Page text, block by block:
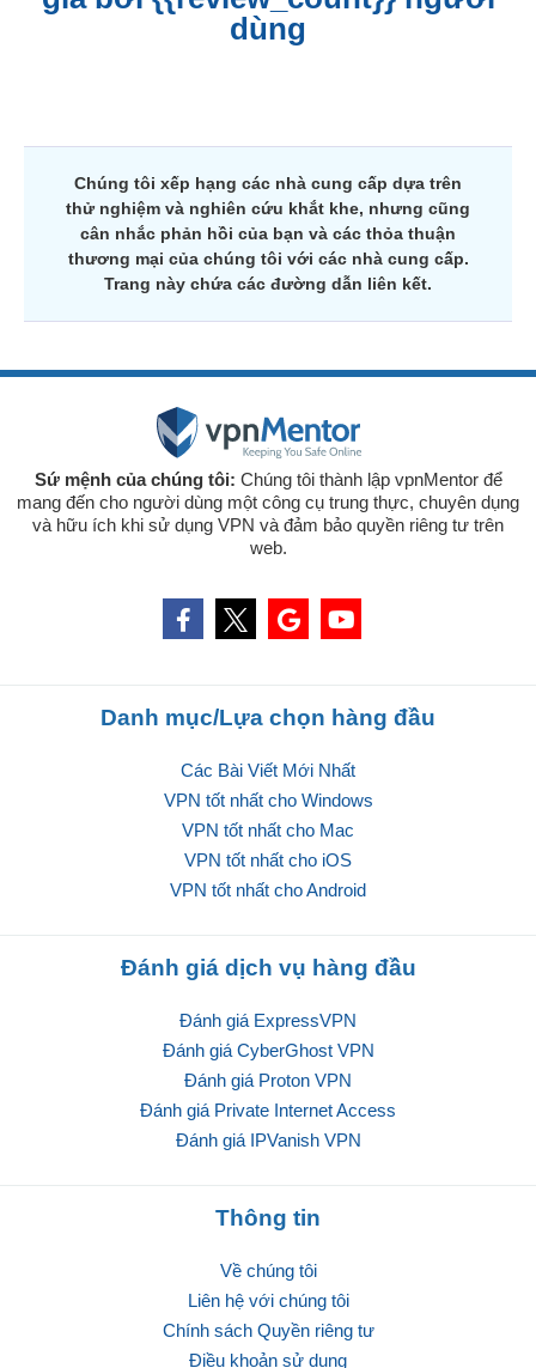
dùng
Chúng tôi xếp hạng các nhà cung cấp dựa trên
thử nghiệm và nghiên cứu khắt khe, nhưng cũng
cân nhắc phản hồi của bạn và các thỏa thuận
thương mại của chúng tôi với các nhà cung cấp.
Trang này chứa các đường dẫn liên kết.
Sứ mệnh của chúng tôi: Chúng tôi thành lập vpnMentor để
mang đến cho người dùng một công cụ trung thực, chuyên dụng
và hữu ích khi sử dụng VPN và đảm bảo quyền riêng tư trên
web.
Danh mục/Lựa chọn hàng đầu
Các Bài Viết Mới Nhất
VPN tốt nhất cho Windows
VPN tốt nhất cho Mac
VPN tốt nhất cho iOS
VPN tốt nhất cho Android
Đánh giá dịch vụ hàng đầu
Đánh giá ExpressVPN
Đánh giá CyberGhost VPN
Đánh giá Proton VPN
Đánh giá Private Internet Access
Đánh giá IPVanish VPN
Thông tin
Về chúng tôi
Liên hệ với chúng tôi
Chính sách Quyền riêng tư
Điều khoản sử dụng